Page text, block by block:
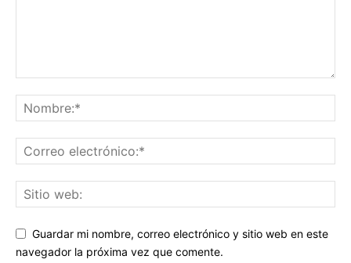
Guardar mi nombre, correo electrónico y sitio web en este
navegador la próxima vez que comente.